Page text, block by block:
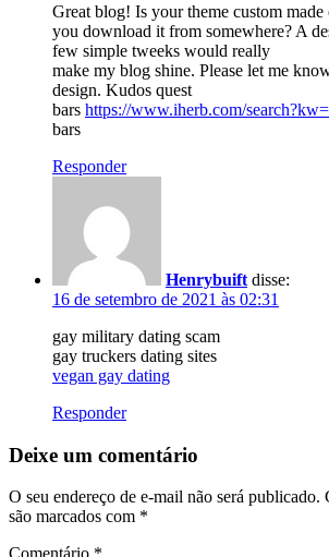
Great blog! Is your theme custom made
you download it from somewhere? A
few simple tweeks would really
make my blog shine. Please let me
design. Kudos quest
bars https://www.iherb.com/
bars
Responder
Henrybuift disse:
16 de setembro de 2021 às 02:31
gay military dating scam
gay truckers dating sites
vegan gay dating
Responder
Deixe um comentário
O seu endereço de e-mail não será publicado.
são marcados com *